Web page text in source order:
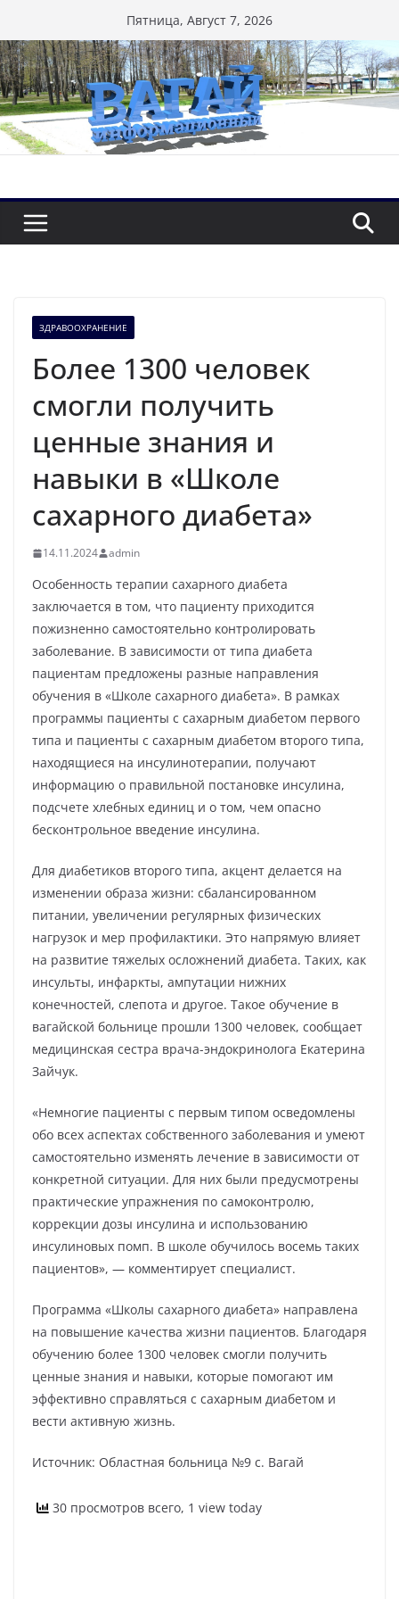
к
содержимому
Пятница, Август 7, 2026
ЗДРАВООХРАНЕНИЕ
Более 1300 человек
смогли получить
ценные знания и
навыки в «Школе
сахарного диабета»
14.11.2024 admin
Особенность терапии сахарного диабета
заключается в том, что пациенту приходится
пожизненно самостоятельно контролировать
заболевание. В зависимости от типа диабета
пациентам предложены разные направления
обучения в «Школе сахарного диабета». В рамках
программы пациенты с сахарным диабетом первого
типа и пациенты с сахарным диабетом второго типа,
находящиеся на инсулинотерапии, получают
информацию о правильной постановке инсулина,
подсчете хлебных единиц и о том, чем опасно
бесконтрольное введение инсулина.
Для диабетиков второго типа, акцент делается на
изменении образа жизни: сбалансированном
питании, увеличении регулярных физических
нагрузок и мер профилактики. Это напрямую влияет
на развитие тяжелых осложнений диабета. Таких, как
инсульты, инфаркты, ампутации нижних
конечностей, слепота и другое. Такое обучение в
вагайской больнице прошли 1300 человек, сообщает
медицинская сестра врача-эндокринолога Екатерина
Зайчук.
«Немногие пациенты с первым типом осведомлены
обо всех аспектах собственного заболевания и умеют
самостоятельно изменять лечение в зависимости от
конкретной ситуации. Для них были предусмотрены
практические упражнения по самоконтролю,
коррекции дозы инсулина и использованию
инсулиновых помп. В школе обучилось восемь таких
пациентов», — комментирует специалист.
Программа «Школы сахарного диабета» направлена
на повышение качества жизни пациентов. Благодаря
обучению более 1300 человек смогли получить
ценные знания и навыки, которые помогают им
эффективно справляться с сахарным диабетом и
вести активную жизнь.
Источник: Областная больница №9 с. Вагай
30 просмотров всего, 1 view today